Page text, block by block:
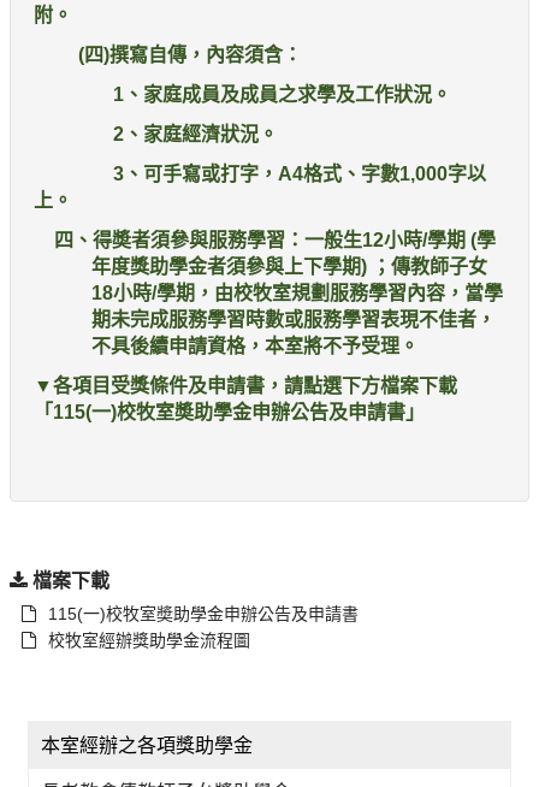
附。
(四)撰寫自傳，內容須含：
1 、家庭成員及成員之求學及工作狀況。
2 、家庭經濟狀況。
3 、可手寫或打字，A4格式、字數1,000字以
上。
四、得奬者須參與服務學習：一般生12小時/學期 (學
年度獎助學金者須參與上下學期) ；傳教師子女
18小時/學期，由校牧室規劃服務學習內容，當學
期未完成服務學習時數或服務學習表現不佳者，
不具後續申請資格，本室將不予受理。
▼各項目受獎條件及申請書，請點選下方檔案下載
「115(一)校牧室奬助學金申辦公告及申請書」
檔案下載
115(一)校牧室奬助學金申辦公告及申請書
校牧室經辦獎助學金流程圖
本室經辦之各項獎助學金